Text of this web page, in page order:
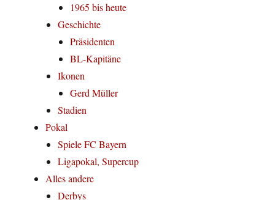
1965 bis heute
Geschichte
Präsidenten
BL-Kapitäne
Ikonen
Gerd Müller
Stadien
Pokal
Spiele FC Bayern
Ligapokal, Supercup
Alles andere
Derbys